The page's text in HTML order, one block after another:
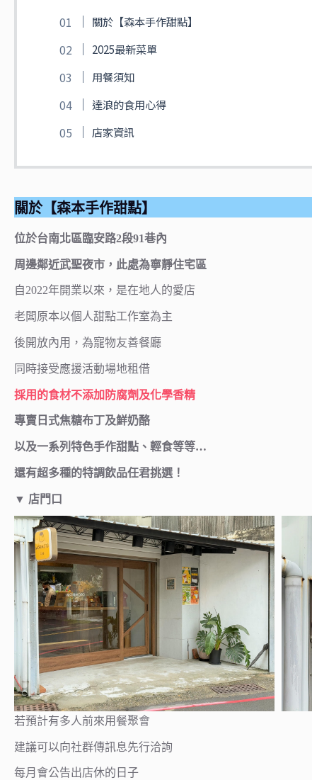
關於【森本手作甜點】
2025最新菜單
用餐須知
達浪的食用心得
店家資訊
關於【森本手作甜點】
位於台南北區臨安路2段91巷內
周邊鄰近武聖夜市，此處為寧靜住宅區
自2022年開業以來，是在地人的愛店
老闆原本以個人甜點工作室為主
後開放內用，為寵物友善餐廳
同時接受應援活動場地租借
採用的食材不添加防腐劑及化學香精
專賣日式焦糖布丁及鮮奶酪
以及一系列特色手作甜點、輕食等等…
還有超多種的特調飲品任君挑選！
▼ 店門口
若預計有多人前來用餐聚會
建議可以向社群傳訊息先行洽詢
每月會公告出店休的日子